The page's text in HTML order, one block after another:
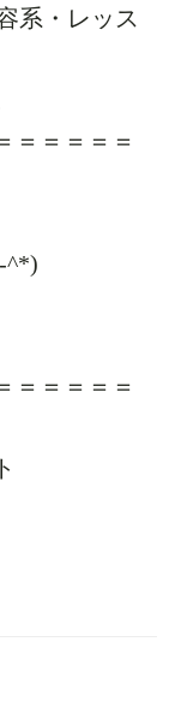
系・レッス
＝＝＝＝＝
^*)
＝＝＝＝＝